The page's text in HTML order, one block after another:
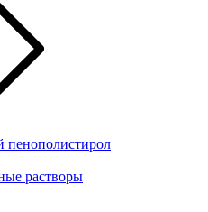
пенополистирол
растворы